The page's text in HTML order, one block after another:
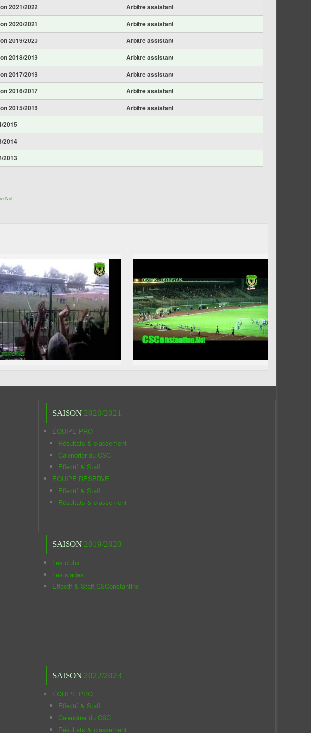
2021/2022
Arbitre assistant
2020/2021
Arbitre assistant
2019/2020
Arbitre assistant
2018/2019
Arbitre assistant
2017/2018
Arbitre assistant
2016/2017
Arbitre assistant
2015/2016
Arbitre assistant
2015
2014
2013
::
SAISON 2020/2021
ÉQUIPE PRO
Résultats & classement
Calendrier du CSC
Effectif & Staff
ÉQUIPE RÉSERVE
Effectif & Staff
Résultats & classement
SAISON 2019/2020
Les clubs
Les stades
Effectif & Staff CSConstantine
SAISON 2022/2023
ÉQUIPE PRO
Effectif & Staff
Calendrier du CSC
Résultats & classement